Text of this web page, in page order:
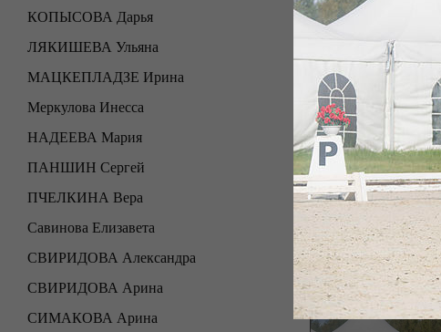
КОПЫСОВА Дарья
ЛЯКИШЕВА Ульяна
МАЦКЕПЛАДЗЕ Ирина
Меркулова Инесса
НАДЕЕВА Мария
ПАНШИН Сергей
ПЧЕЛКИНА Вера
Савинова Елизавета
СВИРИДОВА Александра
СВИРИДОВА Арина
СИМАКОВА Арина